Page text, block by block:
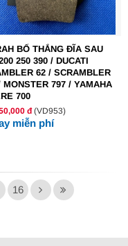
BỐ THẮNG ĐĨA SAU
250 390 / DUCATI
62 / SCRAMBLER
MONSTER 797 / YAMAHA
700
đ(VD953)
miễn phí
16